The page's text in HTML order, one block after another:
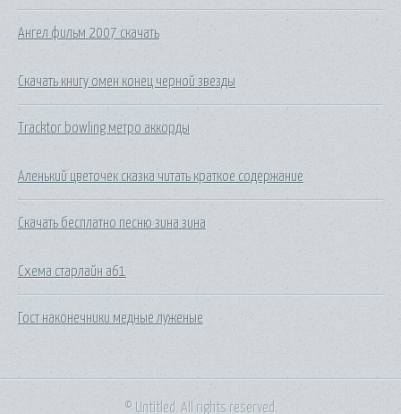
Ангел фильм 2007 скачать
Скачать книгу омен конец черной звезды
Tracktor bowling метро аккорды
Аленький цветочек сказка читать краткое содержание
Скачать бесплатно песню зина зина
Схема старлайн а61
Гост наконечники медные луженые
© Untitled. All rights reserved.